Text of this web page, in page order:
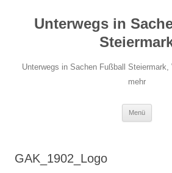
Unterwegs in
Unterwegs in Sachen Fußball Steiermark,
mehr
Menü
GAK_1902_Logo